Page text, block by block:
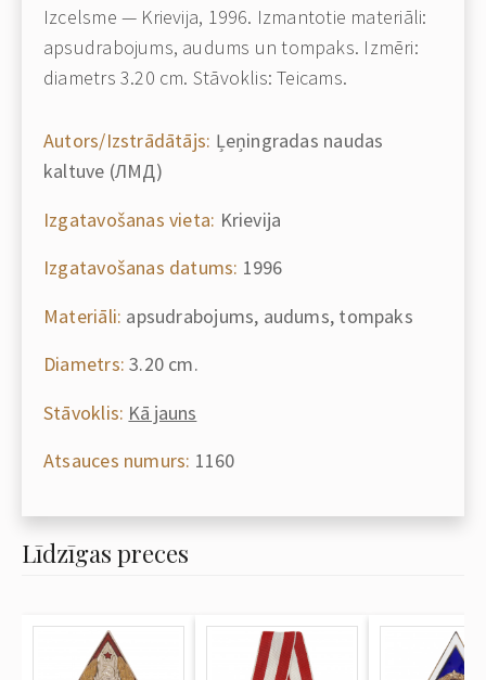
Izcelsme — Krievija, 1996. Izmantotie materiāli:
apsudrabojums, audums un tompaks. Izmēri:
diametrs 3.20 cm. Stāvoklis: Teicams.
Autors/Izstrādātājs: Ļeņingradas naudas
kaltuve (ЛМД)
Izgatavošanas vieta: Krievija
Izgatavošanas datums: 1996
Materiāli: apsudrabojums, audums, tompaks
Diametrs: 3.20 cm.
Stāvoklis: Kā jauns
Atsauces numurs: 1160
Līdzīgas preces